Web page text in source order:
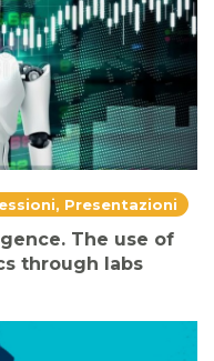
Presentazioni
The use of
through labs